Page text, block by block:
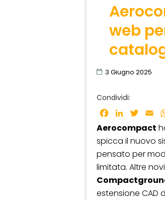
web
3 Giugno 2025
Condividi:
Facebook
LinkedIn
Aerocompact
spicca il nuovo
pensato per
limitata. Altre
estensione CAD